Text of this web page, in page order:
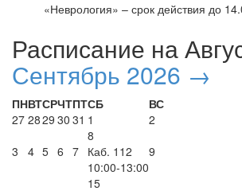
«Неврология» – срок действия до
Расписание на
Сентябрь 2026 →
ПНВТСРЧТПТСБ
ВС
27 2829 30 31 1
2
3
4 5 6 7
8
Каб. 112
10:00-13:00
9
15